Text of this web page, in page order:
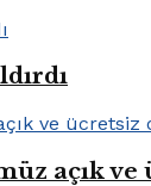
açık ve